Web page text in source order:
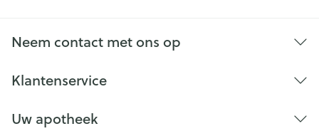
Neem contact met ons op
Klantenservice
Uw apotheek